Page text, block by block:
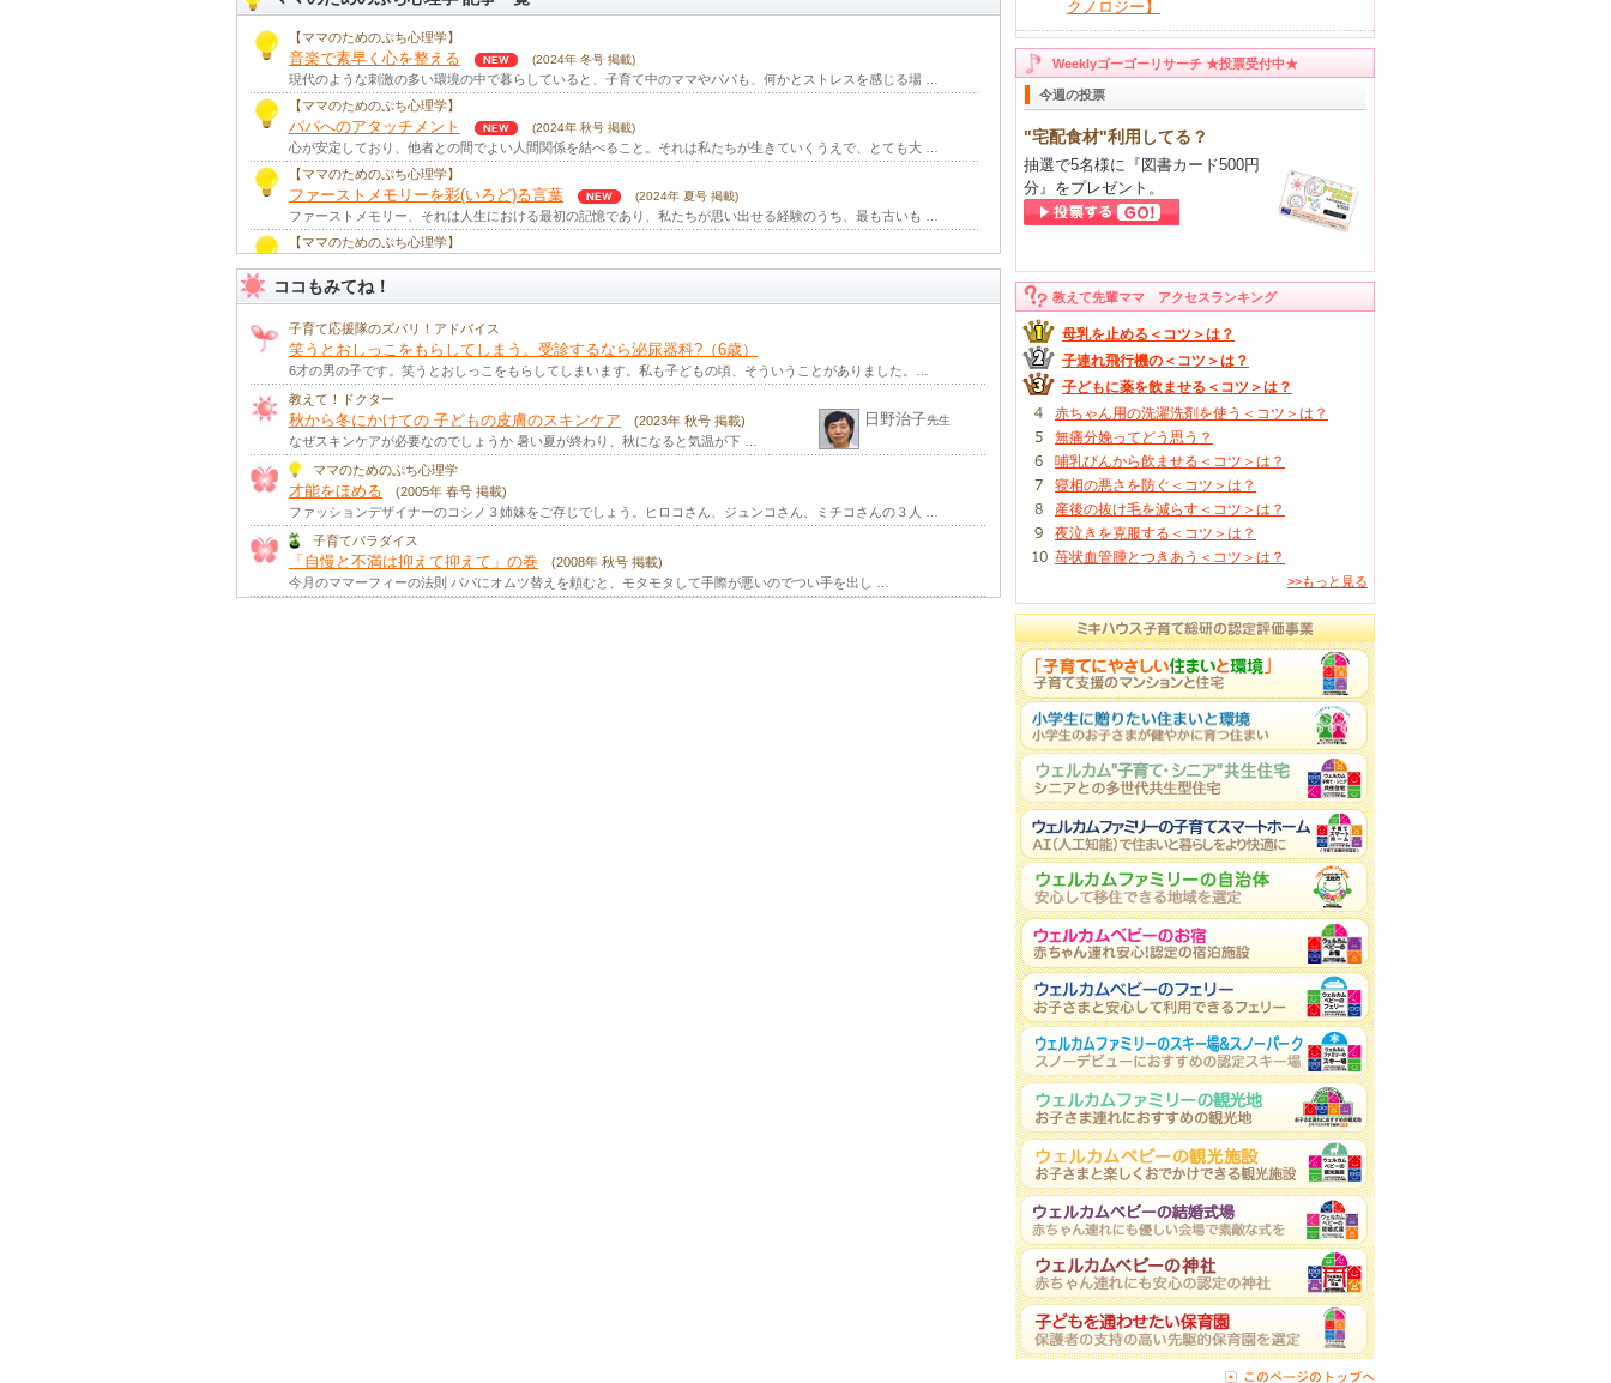
【ママのためのぷち心理学】
音楽で素早く心を整える (2024年 冬号 掲載)
現代のような刺激の多い環境の中で暮らしていると、子育て中のママやパパも、何かとストレスを感じる場 …
【ママのためのぷち心理学】
パパへのアタッチメント (2024年 秋号 掲載)
心が安定しており、他者との間でよい人間関係を結べること。それは私たちが生きていくうえで、とても大 …
【ママのためのぷち心理学】
ファーストメモリーを彩(いろど)る言葉 (2024年 夏号 掲載)
ファーストメモリー、それは人生における最初の記憶であり、私たちが思い出せる経験のうち、最も古いも …
【ママのためのぷち心理学】
身の周りにあるものを別のものに見立てて遊ぶ「見立て遊び」。これは、幼児の代表的な遊びの１つですね …
ストレスを味方につけるとは
子育て中のママやパパは、育児、仕事、人間関係などで、けっこうストレスがたまっているはず。 「スト …
【ママのためのぷち心理学】
笑顔が笑顔を呼ぶのはなぜ？
ママやパパが微笑むと、子どもたちも微笑んでくれる…それは多くの人が経験していることではないでしょ …
【ママのためのぷち心理学】
ほめ合う家族の漏れ聞きコミュニケーション
子どもたちは、ほめられることが大好き。もちろん私たち大人もそうです。ほめられると「もっとがんばろ …
【ママのためのぷち心理学】
家事で健康になる秘訣とは
家事は、日々の生活に欠かせないもの。その大切さはわかっていても、繰り返しの作業に、時にはうんざり …
【ママのためのぷち心理学】
ココもみてね！
子育て応援隊のズバリ！アドバイス
笑うとおしっこをもらしてしまう。受診するなら泌尿器科?（6歳）
6才の男の子です。笑うとおしっこをもらしてしまいます。私も子どもの頃、そういうことがありました。…
教えて！ドクター
秋から冬にかけての 子どもの皮膚のスキンケア
(2023年 秋号 掲載)
なぜスキンケアが必要なのでしょうか 暑い夏が終わり、秋になると気温が下 …
日野治子先生
ママのためのぷち心理学
才能をほめる
(2005年 春号 掲載)
ファッションデザイナーのコシノ３姉妹をご存じでしょう。ヒロコさん、ジュンコさん、ミチコさんの３人 …
子育てパラダイス
「自慢と不満は抑えて抑えて」の巻
(2008年 秋号 掲載)
今月のママーフィーの法則 パパにオムツ替えを頼むと、モタモタして手際が悪いのでつい手を出し …
クノロジー】
Weeklyゴーゴーリサーチ ★投票受付中★
今週の投票
"宅配食材"利用してる？
抽選で5名様に『図書カード500円
分』をプレゼント。
教えて先輩ママ アクセスランキング
母乳を止める＜コツ＞は？
子連れ飛行機の＜コツ＞は？
子どもに薬を飲ませる＜コツ＞は？
赤ちゃん用の洗濯洗剤を使う＜コツ＞は？
無痛分娩ってどう思う？
哺乳びんから飲ませる＜コツ＞は？
寝相の悪さを防ぐ＜コツ＞は？
産後の抜け毛を減らす＜コツ＞は？
夜泣きを克服する＜コツ＞は？
苺状血管腫とつきあう＜コツ＞は？
>>もっと見る